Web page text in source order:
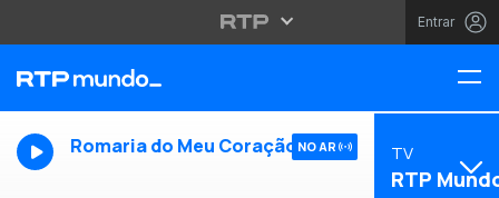
Entrar
Romaria do Meu Coração NO AR TV
RTP